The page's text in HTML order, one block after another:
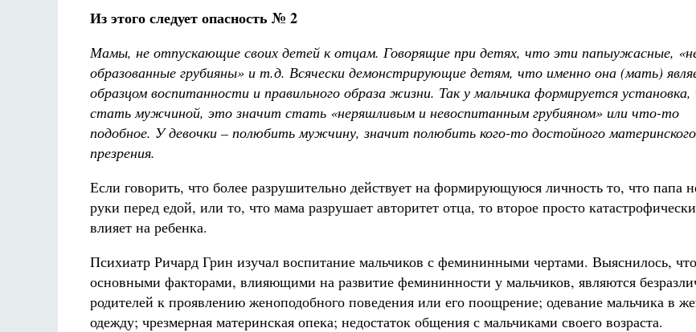
Из этого следует опасность № 2
Мамы, не отпускающие своих детей к отцам. Говорящие при детях, что эти папыужасные,
образованные грубияны» и т.д. Всячески демонстрирующие детям, что именно она (мать)
образцом воспитанности и правильного образа жизни. Так у мальчика формируется
стать мужчиной, это значит стать «неряшливым и невоспитанным грубияном» или что-то
подобное. У девочки – полюбить мужчину, значит полюбить кого-то достойного материнского
презрения.
Если говорить, что более разрушительно действует на формирующуюся личность то, что папа
руки перед едой, или то, что мама разрушает авторитет отца, то второе просто катастрофически
влияет на ребенка.
Психиатр Ричард Грин изучал воспитание мальчиков с фемининными чертами. Выяснилось, что
основными факторами, влияющими на развитие фемининности у мальчиков, являются
родителей к проявлению женоподобного поведения или его поощрение; одевание мальчика в
одежду; чрезмерная материнская опека; недостаток общения с мальчиками своего возраста.